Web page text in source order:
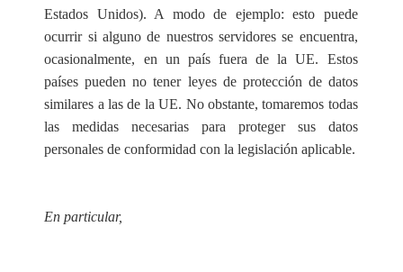
Estados Unidos). A modo de ejemplo: esto puede
ocurrir si alguno de nuestros servidores se encuentra,
ocasionalmente, en un país fuera de la UE. Estos
países pueden no tener leyes de protección de datos
similares a las de la UE. No obstante, tomaremos todas
las medidas necesarias para proteger sus datos
personales de conformidad con la legislación aplicable.
En particular,